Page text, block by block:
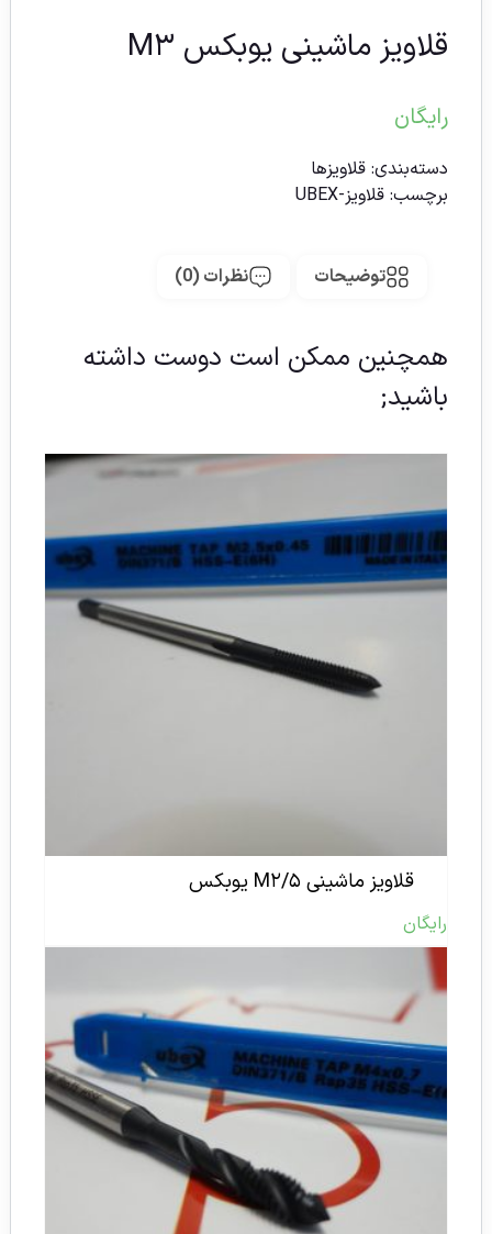
قلاویز ماشینی یوبکس M۳
رایگان
دسته‌بندی: قلاویزها
برچسب: قلاویز-UBEX
توضیحات نظرات (0)
همچنین ممکن است دوست داشته
باشید;
قلاویز ماشینی M۲/۵ یوبکس
رایگان